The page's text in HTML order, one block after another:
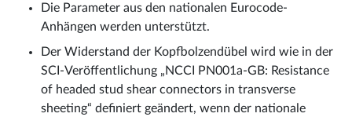
Die Parameter aus den nationalen Eurocode-
Anhängen werden unterstützt.
Der Widerstand der Kopfbolzendübel wird wie in der
SCI-Veröffentlichung „NCCI PN001a-GB: Resistance
of headed stud shear connectors in transverse
sheeting“ definiert geändert, wenn der nationale